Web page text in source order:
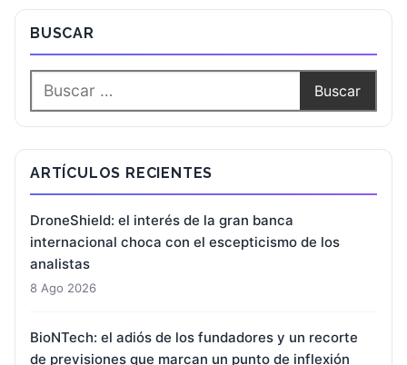
BUSCAR
ARTÍCULOS RECIENTES
DroneShield: el interés de la gran banca
internacional choca con el escepticismo de los
analistas
8 Ago 2026
BioNTech: el adiós de los fundadores y un recorte
de previsiones que marcan un punto de inflexión